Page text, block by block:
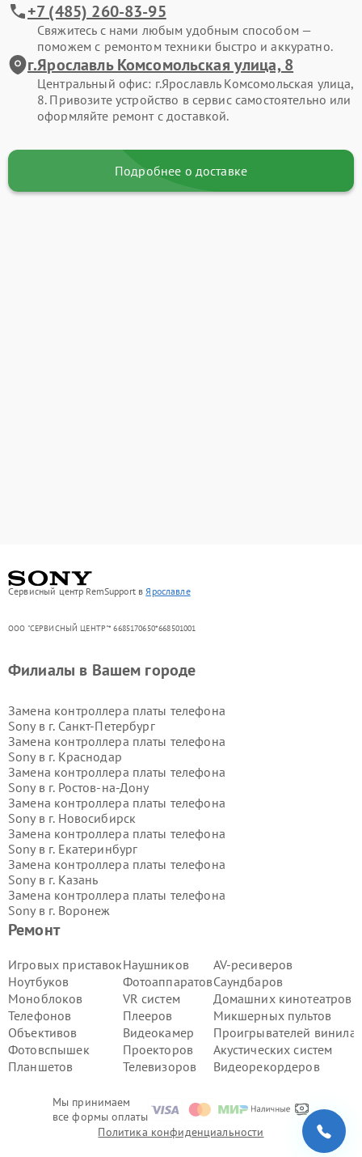
+7 (485) 260-83-95
Свяжитесь с нами любым удобным способом —
поможем с ремонтом техники быстро и аккуратно.
г.Ярославль Комсомольская улица, 8
Центральный офис: г.Ярославль Комсомольская улица,
8. Привозите устройство в сервис самостоятельно или
оформляйте ремонт с доставкой.
Подробнее о доставке
Сервисный центр RemSupport в Ярославле
ООО "СЕРВИСНЫЙ ЦЕНТР"* 6685170650*668501001
Мы принимаем
все формы оплаты
Ремонт
Игровых приставок
Ноутбуков
Моноблоков
Телефонов
Объективов
Фотовспышек
Планшетов
Наушников
Фотоаппаратов
VR систем
Плееров
Видеокамер
Проекторов
Телевизоров
AV-ресиверов
Саундбаров
Домашних кинотеатров
Микшерных пультов
Проигрывателей винила
Акустических систем
Видеорекордеров
Филиалы в Вашем городе
Замена контроллера платы телефона
Sony в г. Санкт-Петербург
Замена контроллера платы телефона
Sony в г. Краснодар
Замена контроллера платы телефона
Sony в г. Ростов-на-Дону
Замена контроллера платы телефона
Sony в г. Новосибирск
Замена контроллера платы телефона
Sony в г. Екатеринбург
Замена контроллера платы телефона
Sony в г. Казань
Замена контроллера платы телефона
Sony в г. Воронеж
Замена контроллера платы телефона
Sony в г.Волгоград
Sony в г.Самара
Замена контроллера платы телефона
Sony в г.Пермь
Замена контроллера платы телефона
Sony в г.Красноярск
Замена контроллера платы телефона
Sony в г.Ижевск
Замена контроллера платы телефона
Sony в г. Челябинск
Замена контроллера платы телефона
Sony в г.Тюмень
Замена контроллера платы телефона
Политика конфиденциальности